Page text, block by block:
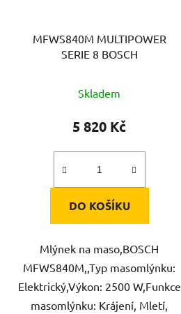
MFWS840M MULTIPOWER
SERIE 8 BOSCH
Skladem
5 820 Kč
DO KOŠÍKU
Mlýnek na maso,BOSCH
MFWS840M,,Typ masomlýnku:
Elektrický,Výkon: 2500 W,Funkce
masomlýnku: Krájení, Mletí,